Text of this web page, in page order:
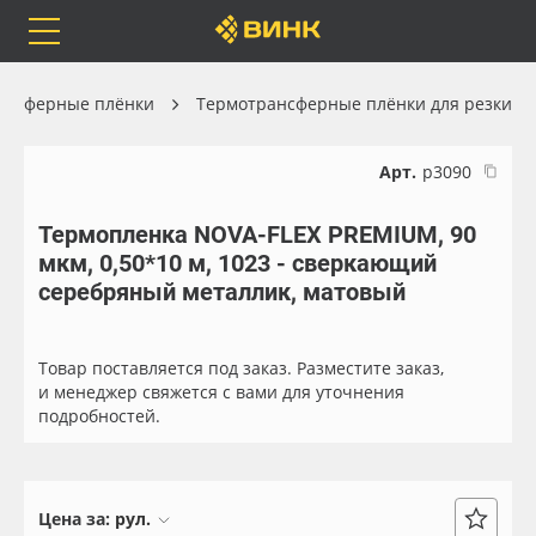
Каталог
Orafol
Бренды
Доставка
Весь каталог
Рулонные материалы
Самоклеящиеся плёнки
Листовые материалы
плёнки Термотрансферные плёнки для резки
Арт. р3090
Термопленка NOVA-FLEX PREMIUM, 90
мкм, 0,50*10 м, 1023 - сверкающий
серебряный металлик, матовый
Товар поставляется под заказ. Разместите заказ,
и менеджер свяжется с вами для уточнения
подробностей.
Цена за: рул.